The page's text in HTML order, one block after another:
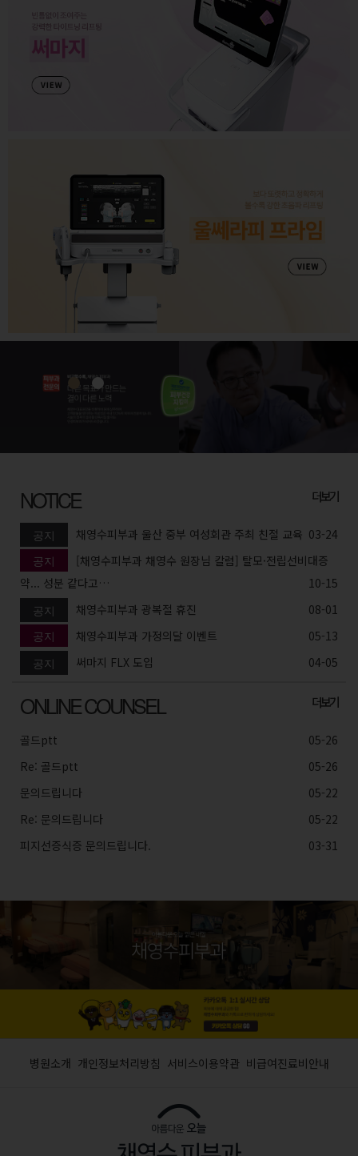
NOTICE 더보기
공지 채영수피부과 울산 중부 여성회관 주최 친절 교육 03-24
공지
[채영수피부과 채영수 원장님 칼럼] 탈모·전립선비대증
약... 성분 같다고…
10-15
공지
채영수피부과 광복절 휴진
08-01
공지
채영수피부과 가정의달 이벤트
05-13
공지
써마지 FLX 도입 04-05
ONLINE COUNSEL 더보기
골드ptt
05-26
Re: 골드ptt
05-26
문의드립니다
05-22
Re: 문의드립니다
05-22
피지선증식증 문의드립니다.
03-31
병원소개 개인정보처리방침 서비스이용약관 비급여진료비안내